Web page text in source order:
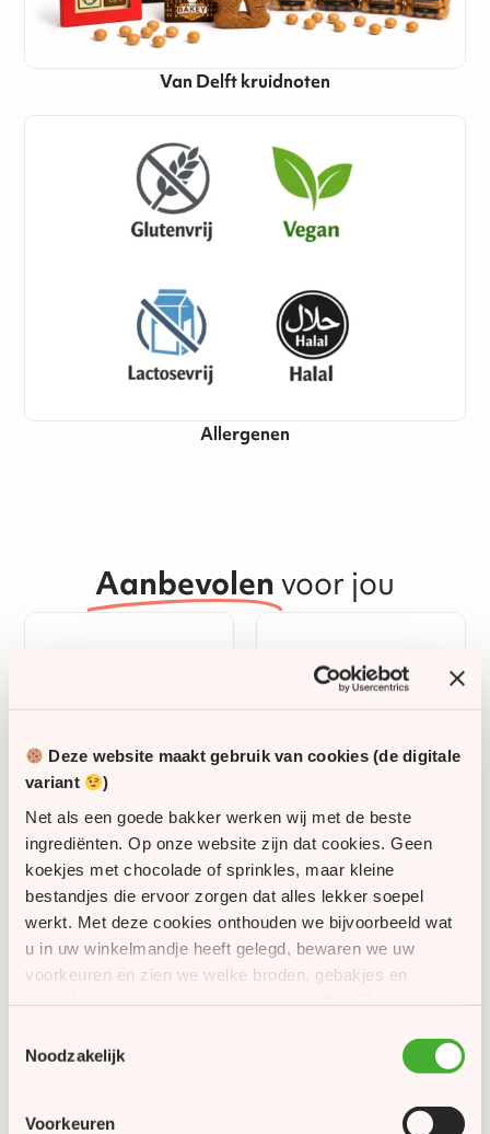
Deze website maakt gebruik van cookies (de digitale
variant
)
Net als een goede bakker werken wij met de beste
ingrediënten. Op onze website zijn dat cookies. Geen
koekjes met chocolade of sprinkles, maar kleine
bestandjes die ervoor zorgen dat alles lekker soepel
werkt. Met deze cookies onthouden we bijvoorbeeld wat
u in uw winkelmandje heeft gelegd, bewaren we uw
voorkeuren en zien we welke broden, gebakjes en
beter maken. Met uw toestemming gebruiken we
daarnaast cookies om u persoonlijke aanbiedingen,
seizoensspecialiteiten en inspiratie uit onze bakkerij te
Noodzakelijk
Voorkeuren
Van Delft kruidnoten
Allergenen
Aanbevolenvoor jou
op voorraad
Geschenkdoos met Bakey
kruidnoten (200 gram),
banketstaaf (250 gram)
en speculaastaart
€10,95
op voorraad
Chocolade kruidnoten (1
kg)
€9,95